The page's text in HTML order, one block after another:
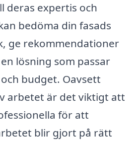
deras expertis och
bedöma din fasads
ge rekommendationer
lösning som passar
budget. Oavsett
arbetet är det viktigt att
för att
blir gjort på rätt